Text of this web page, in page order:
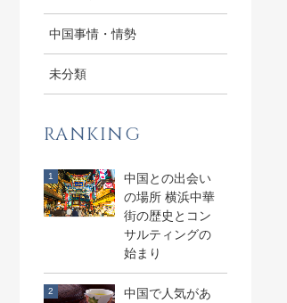
中国事情・情勢
未分類
RANKING
中国との出会い
の場所 横浜中華
街の歴史とコン
サルティングの
始まり
中国で人気があ